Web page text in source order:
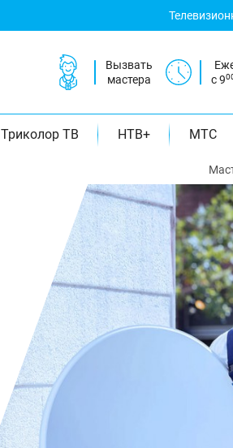
Вызвать
мастера
с 9
Триколор ТВ НТВ+ МТС